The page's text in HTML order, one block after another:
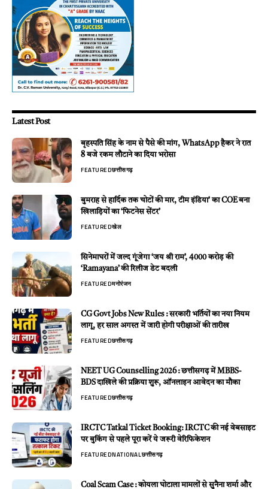
Latest Post
बृहस्पति सिंह के नाम से पैसे की मांग, WhatsApp हैकर ने रात
8 बजे रकम लौटाने का दिया भरोसा
FEATUREDछत्तीसगढ़
बुमराह से हार्दिक तक चोटों की मार, टीम इंडिया’ का COE बना
खिलाड़ियों का ‘फिटनेस सेंटर’
FEATUREDखेल
सिनेमाघरों में जल्द गूंजेगा ‘जय श्री राम’, 4000 करोड़ की
‘Ramayana’ की रिलीज डेट बदली
FEATUREDमनोरंजन
CG Govt Jobs New Rules : सरकारी भर्तियों का नया नियम
लागू, हर साल अगस्त में जारी होगी परीक्षाओं की तारीख
FEATUREDछत्तीसगढ़
NEET UG Counselling 2026 : छत्तीसगढ़ में MBBS-
BDS दाखिले की प्रक्रिया शुरू, ऑनलाइन आवेदन का मौका
FEATUREDछत्तीसगढ़
IRCTC Tatkal Ticket Booking: IRCTC की नई वेबसाइट
पर बुकिंग से पहले पूरा करें ये जरूरी वेरिफिकेशन
FEATUREDNATIONALछत्तीसगढ़
Coal Scam Case : कोयला घोटाला मामलों से सुनैना शर्मा और